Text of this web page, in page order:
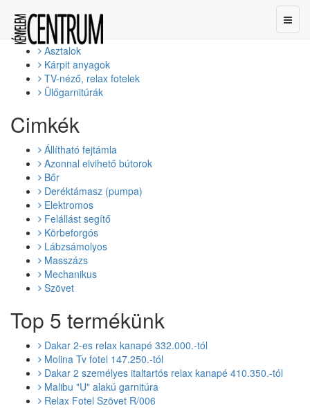
Termékkategóriák
Asztalok
Kárpit anyagok
TV-néző, relax fotelek
Ülőgarnitúrák
Cimkék
Állítható fejtámla
Azonnal elvihető bútorok
Bőr
Deréktámasz (pumpa)
Elektromos
Felállást segítő
Körbeforgós
Lábzsámolyos
Masszázs
Mechanikus
Szövet
Top 5 termékünk
Dakar 2-es relax kanapé 332.000.-tól
Molina Tv fotel 147.250.-tól
Dakar 2 személyes italtartós relax kanapé 410.350.-tól
Malibu "U" alakú garnitúra
Relax Fotel Szövet R/006